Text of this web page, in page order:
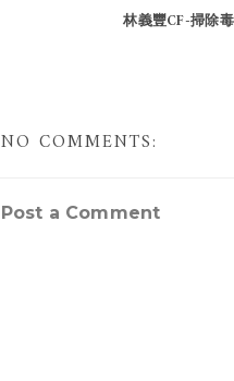
林義豐CF-掃除
NO COMMENTS:
Post a Comment